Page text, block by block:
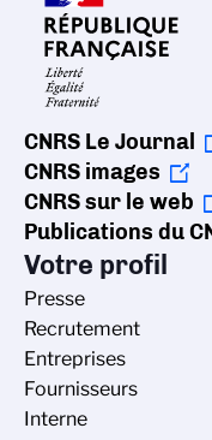
CNRS Le Journal
CNRS images
CNRS sur le web
Publications du
Votre profil
Presse
Recrutement
Entreprises
Fournisseurs
Interne